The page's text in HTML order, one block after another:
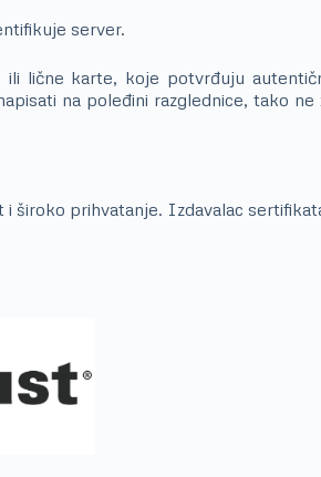
server.
lične karte, koje potvrđuju
na poleđini razglednice, tako
široko prihvatanje. Izdavalac